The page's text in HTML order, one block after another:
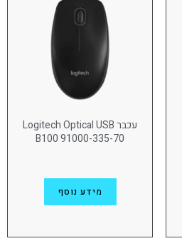
עכבר Logitech Optical USB
B100 91000-335-70
מידע נוסף